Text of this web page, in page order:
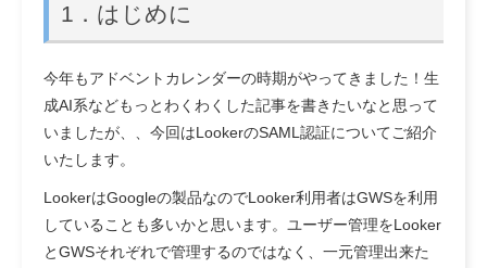
1．はじめに
今年もアドベントカレンダーの時期がやってきました！生
成AI系などもっとわくわくした記事を書きたいなと思って
いましたが、、今回はLookerのSAML認証についてご紹介
いたします。
LookerはGoogleの製品なのでLooker利用者はGWSを利用
していることも多いかと思います。ユーザー管理をLooker
とGWSそれぞれで管理するのではなく、一元管理出来た